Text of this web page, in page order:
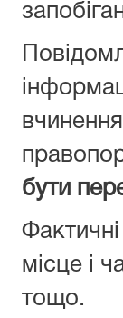
бути
місце і
тощо.